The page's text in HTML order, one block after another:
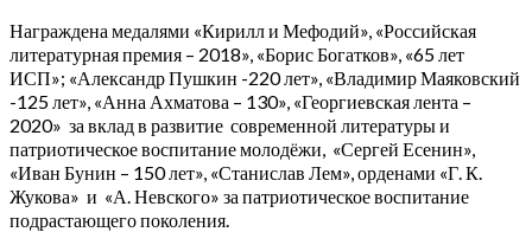
Награждена медалями «Кирилл и Мефодий», «Российская
литературная премия – 2018», «Борис Богатков», «65 лет
ИСП»; «Александр Пушкин -220 лет», «Владимир Маяковский
-125 лет», «Анна Ахматова – 130», «Георгиевская лента –
2020» за вклад в развитие современной литературы и
патриотическое воспитание молодёжи, «Сергей Есенин»,
«Иван Бунин – 150 лет», «Станислав Лем», орденами «Г. К.
Жукова» и «А. Невского» за патриотическое воспитание
подрастающего поколения.